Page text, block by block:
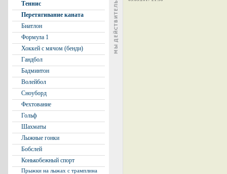
Теннис
Перетягивание каната
Биатлон
Формула 1
Хоккей с мячом (бенди)
Гандбол
Бадминтон
Волейбол
Сноуборд
Фехтование
Гольф
Шахматы
Лыжные гонки
Бобслей
Конькобежный спорт
Прыжки на лыжах с трамплина